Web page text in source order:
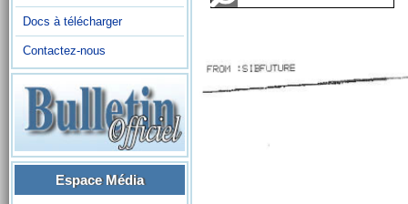
Docs à télécharger
Contactez-nous
Espace Média